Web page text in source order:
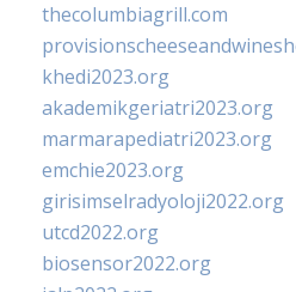
thecolumbiagrill.com
khedi2023.org
akademikgeriatri2023.org
marmarapediatri2023.org
emchie2023.org
girisimselradyoloji2022.org
utcd2022.org
biosensor2022.org